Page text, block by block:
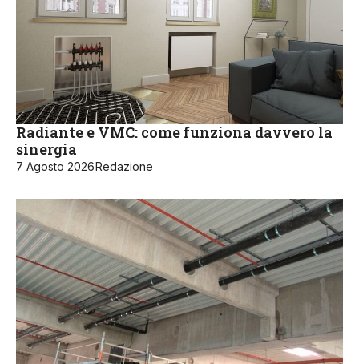
Radiante e VMC: come funziona davvero la
sinergia
7 Agosto 2026Redazione